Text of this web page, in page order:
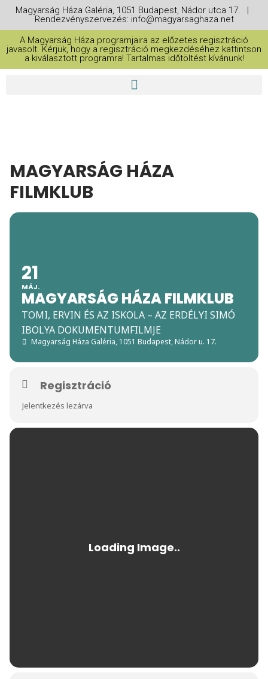
Magyarság Háza Galéria, 1051 Budapest, Nádor utca 17. |
Rendezvényszervezés: info@magyarsaghaza.net
A Magyarság Háza programjaira az előzetes regisztráció
javasolt. Kérjük, hogy a regisztráció megkezdéséhez kattintson
a kiválasztott programra! Tartalmas időtöltést kívánunk!
MAGYARSÁG HÁZA
FILMKLUB
21
MÁJ.
MAGYARSÁG HÁZA FILMKLUB
TOMI, ERVIN ÉS AZ ISKOLA – AZ ERDÉLYI SIMÓ
IBOLYA DOKUMENTUMFILMJE
Magyarság Háza Galéria, 1051 Budapest, Nádor u. 17.
Regisztráció
Jelentkezés lezárva